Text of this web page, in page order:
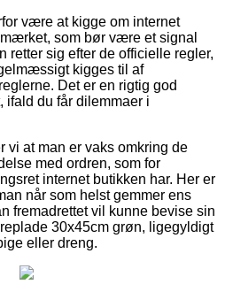
være at kigge om internet
som bør være et signal
retter sig efter de officielle regler,
kigges til af
Det er en rigtig god
ifald du får dilemmaer i
vi at man er vaks omkring de
med ordren, som for
internet butikken har. Her er
når som helst gemmer ens
fremadrettet vil kunne bevise sin
30x45cm grøn, ligegyldigt
eller dreng.